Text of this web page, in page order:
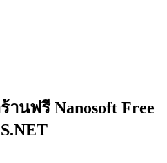
นฟรี Nanosoft Free